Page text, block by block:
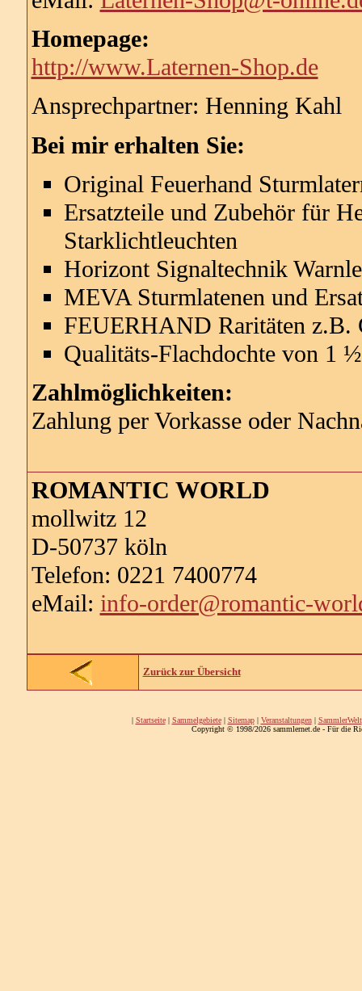
Homepage:
http://www.Laternen-Shop.de
Ansprechpartner: Henning Kahl
Bei mir erhalten Sie:
Original Feuerhand
Ersatzteile und Zubehör für
Starklichtleuchten
Horizont Signaltechnik
MEVA Sturmlatenen und
FEUERHAND Raritäten z.B.
Qualitäts-Flachdochte von 1
Zahlmöglichkeiten:
Zahlung per Vorkasse oder
ROMANTIC WORLD
mollwitz 12
D-50737 köln
Telefon: 0221 7400774
eMail: info-order@romantic-
Zurück zur Übersicht
| Startseite| Sammelgebiete| Sitemap| Veranstaltungen| SammlerWelt
Copyright © 1998/2026 sammlernet.de - Für die